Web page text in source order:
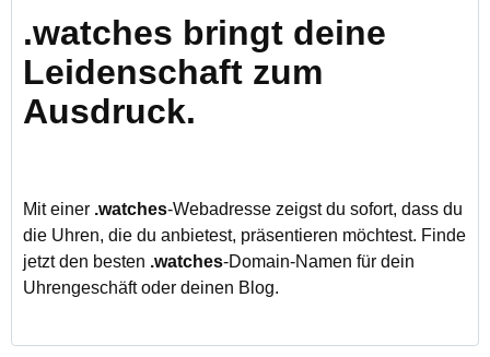
.watches bringt deine
Leidenschaft zum
Ausdruck.
Mit einer .watches-Webadresse zeigst du sofort, dass du
die Uhren, die du anbietest, präsentieren möchtest. Finde
jetzt den besten .watches-Domain-Namen für dein
Uhrengeschäft oder deinen Blog.